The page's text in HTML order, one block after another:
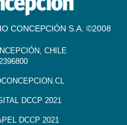
CONCEPCIÓN S.A. ©2008
CHILE
DCCP 2021
DCCP 2021